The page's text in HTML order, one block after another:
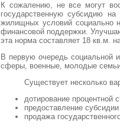
К сожалению, не все могут
государственную субсидию
жилищных условий социально
финансовой поддержки.
эта норма составляет 18 кв.м.
В первую очередь социальной
сферы, военные, молодые
Существует несколько
дотирование процентной
предоставление
продажа